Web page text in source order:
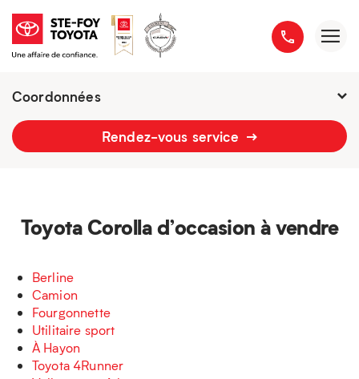
Coordonnées
Fermé : samedi-
Rendez-vous service
Toyota Corolla d’occasion à vendre
Berline
Camion
Fourgonnette
Utilitaire sport
À Hayon
Toyota 4Runner